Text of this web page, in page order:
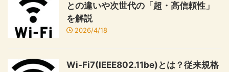
との違いや次世代の「超・高信頼性」
を解説
2026/4/18
Wi-Fi7(IEEE802.11be)とは？従来規格